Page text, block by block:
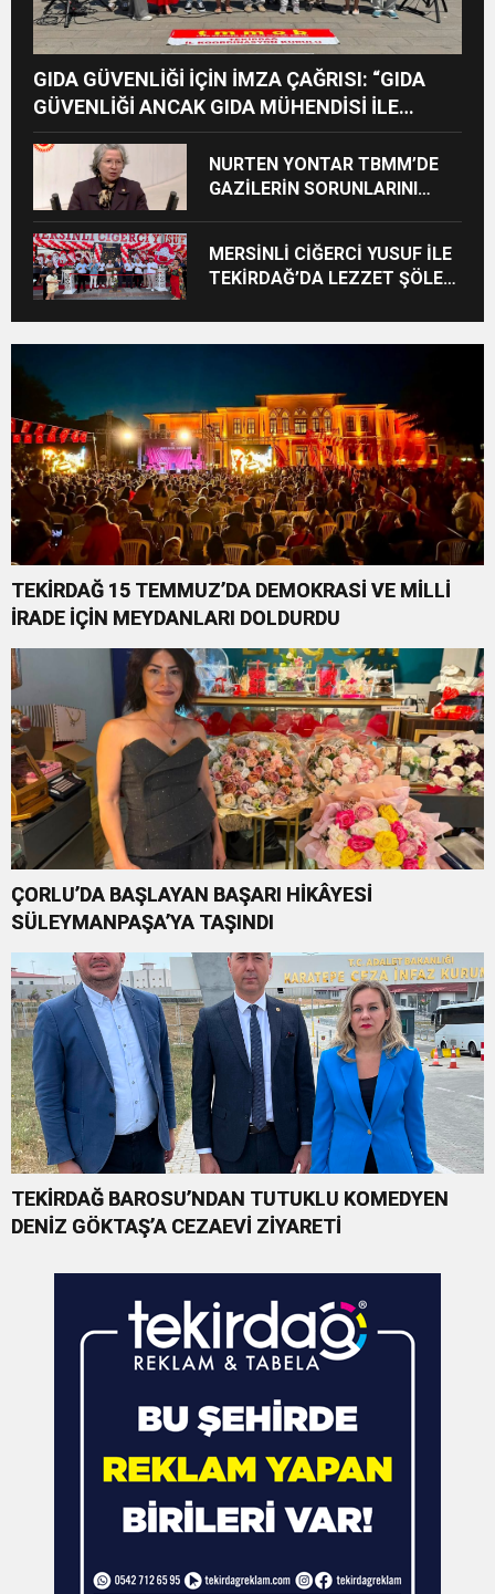
GIDA GÜVENLİĞİ İÇİN İMZA ÇAĞRISI: “GIDA
GÜVENLİĞİ ANCAK GIDA MÜHENDİSİ İLE
MÜMKÜNDÜR”
NURTEN YONTAR TBMM’DE
GAZİLERİN SORUNLARINI
MERSİNLİ CİĞERCİ YUSUF İLE
TEKİRDAĞ’DA LEZZET ŞÖLENİ
TEKİRDAĞ 15 TEMMUZ’DA DEMOKRASİ VE MİLLİ
İRADE İÇİN MEYDANLARI DOLDURDU
ÇORLU’DA BAŞLAYAN BAŞARI HİKÂYESİ
SÜLEYMANPAŞA’YA TAŞINDI
TEKİRDAĞ BAROSU’NDAN TUTUKLU KOMEDYEN
DENİZ GÖKTAŞ’A CEZAEVİ ZİYARETİ